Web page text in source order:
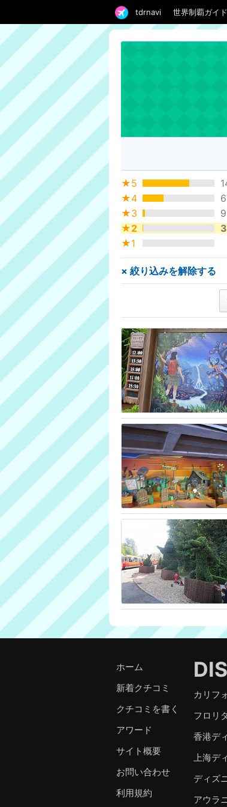
tdrnavi 世界制覇ガイド
★5
★4
★3
9
★2
3
★1
× 絞り込みを解除する
ホーム
新着クチコミ
クチコミを書く
アワード
サイト概要
お問い合わせ
利用規約
カリフ
フロリ
香港デ
上海デ
ディズ
アウラ